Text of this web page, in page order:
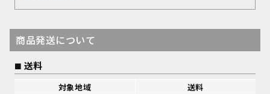
商品発送について
送料
対象地域
送料